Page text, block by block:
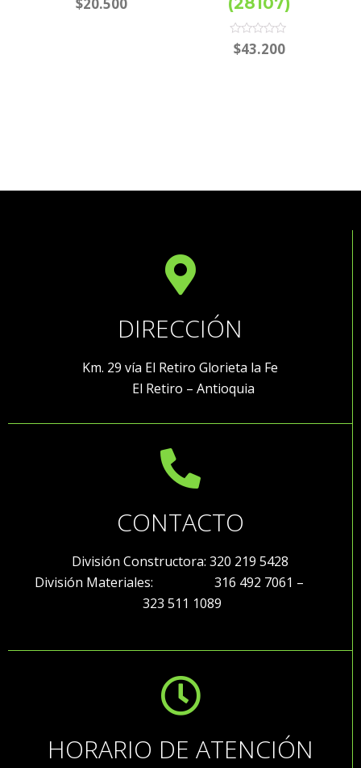
0
Rated
0$43.200
DIRECCIÓN
Km. 29 vía El Retiro Glorieta la Fe
El Retiro – Antioquia
CONTACTO
División Constructora: 320 219 5428
División Materiales: 316 492 7061 –
323 511 1089
HORARIO DE ATENCIÓN